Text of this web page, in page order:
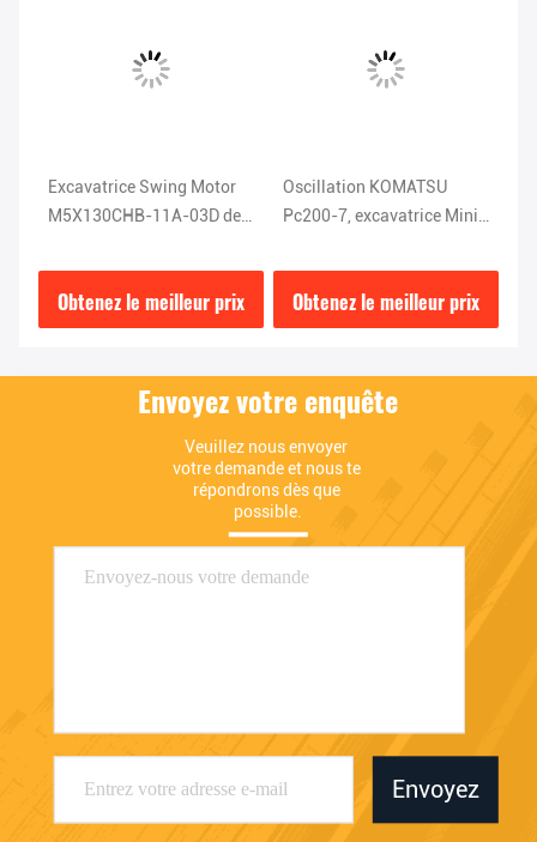
Excavatrice Swing Motor
M5X130CHB-11A-03D de
Obtenez le meilleur prix
Oscillation KOMATSU
Pc200-7, excavatrice Mini
MB85
Obtenez le meilleur prix
Envoyez votre enquête
Veuillez nous envoyer
votre demande et nous te
répondrons dès que
possible.
Envoyez